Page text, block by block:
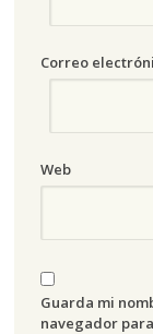
Correo
Web
Guarda mi
navegador